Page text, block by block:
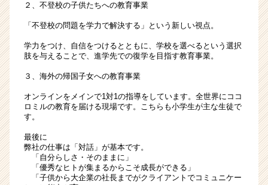
ト
が
く
就
活
イ
ト
キ
ャ
リ
２、不登校の子供たちへの教育事業
「不登校の問題を学力で解決する」という新しい視点。
学力をつけ、自信をつけるとともに、学校を選べるという選択
肢を与えることで、進学先での復学を目指す教育事業。
３、海外の帰国子女への教育事業
オンラインをメインで1対1の指導をしています。全世界にココ
ロミルの教育を届ける現場です。こちらも小学生が主な生徒で
す。
最後に
弊社の仕事は「対話」が基本です。
「自分らしさ・そのままに」
「優秀なヒトが集まるからこそ成長ができる」
「子供から大企業の社長までがクライアントでコミュニケー